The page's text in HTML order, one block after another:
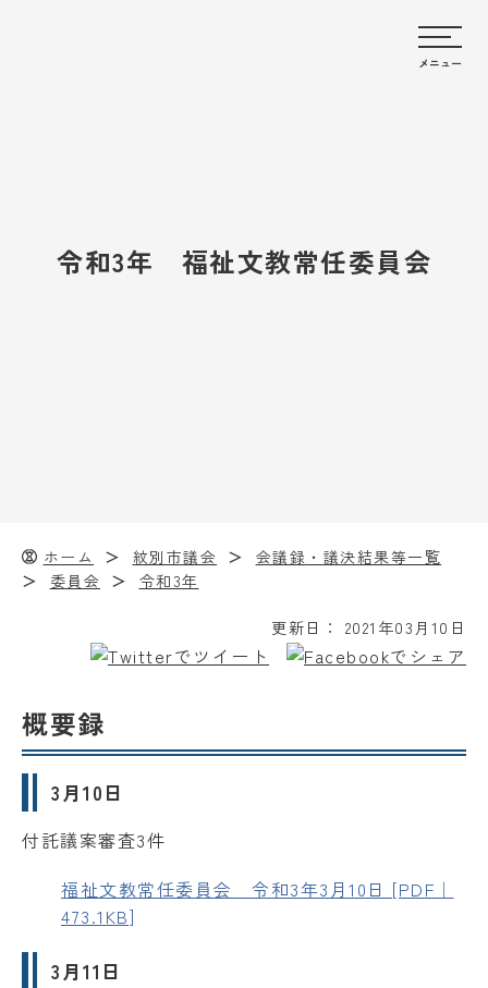
令和3年 福祉文教常任委員会
ホーム 紋別市議会
会議録・議決結果等一覧
委員会
令和3年
メニュー
更新日： 2021年03月10日
概要録
3月10日
付託議案審査3件
福祉文教常任委員会 令和3年3月10日 [PDF｜
473.1KB]
3月11日